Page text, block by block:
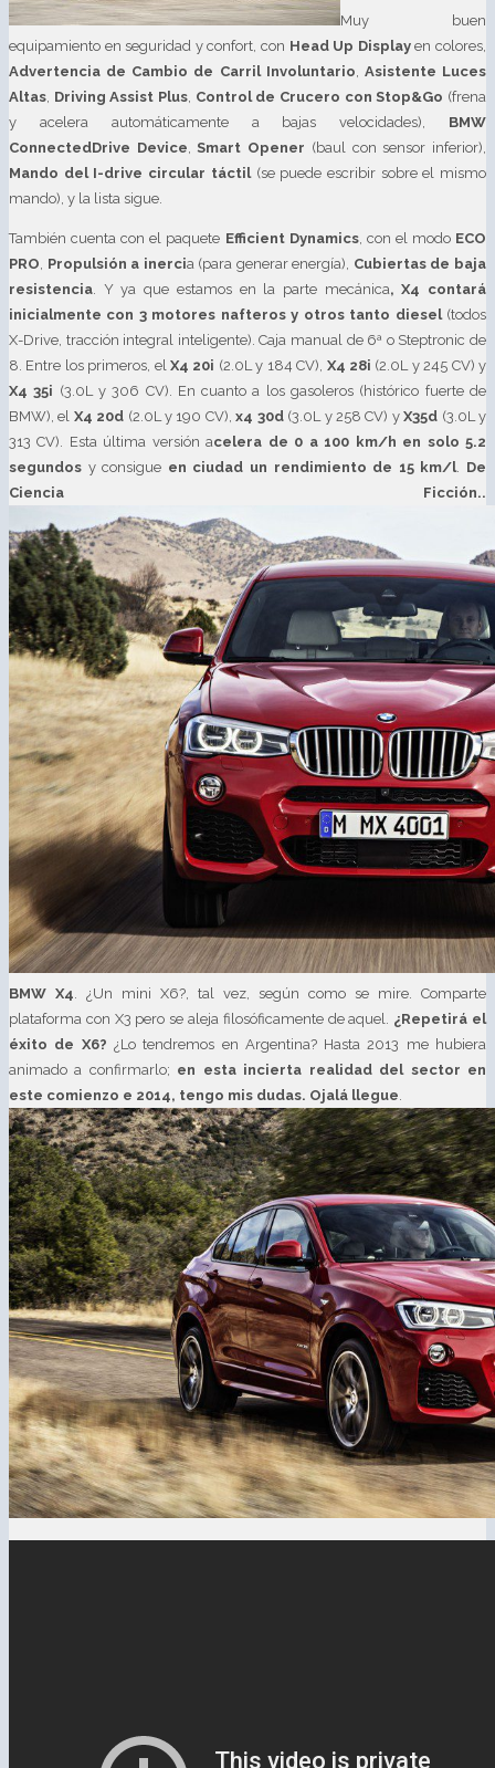
Muy buen
equipamiento en seguridad y confort, con Head Up Displayen colores,
Advertencia de Cambio de Carril Involuntario Asistente Luces
Altas Driving Assist Plus Control de Crucero con Stop&Go (frena
y acelera automáticamente a bajas velocidades), BMW
ConnectedDrive Device ,Smart Opener (baul con sensor inferior),
Mando del I-drive circular táctil(se puede escribir sobre el mismo
mando), y la lista sigue.
También cuenta con el paquete Efficient Dynamics, con el modo ECO
PRO Propulsión a inercia (para generar energía), Cubiertas de baja
resistencia . Y ya que estamos en la parte mecánica, X4 contará
inicialmente con 3 motores nafteros y otros tanto diesel(todos
X-Drive, tracción integral inteligente). Caja manual de 6ª o Steptronic de
8. Entre los primeros, elX4 20i (2.0L y 184 CV), X4 28i (2.0L y 245 CV) y
X4 35i (3.0L y 306 CV). En cuanto a los gasoleros (histórico fuerte de
BMW), el X4 20d (2.0L y 190 CV), x4 30d(3.0L y 258 CV) yX35d (3.0L y
313 CV). Esta última versión acelera de 0 a 100 km/h en solo 5.2
segundos y consigue en ciudad un rendimiento de 15 km/l. De
Ciencia Ficción..
BMW X4 . ¿Un mini X6?, tal vez, según como se mire. Comparte
plataforma con X3 pero se aleja filosóficamente de aquel. ¿Repetirá el
éxito de X6? ¿Lo tendremos en Argentina? Hasta 2013 me hubiera
animado a confirmarlo; en esta incierta realidad del sector en
este comienzo e 2014, tengo mis dudas. Ojalá llegue